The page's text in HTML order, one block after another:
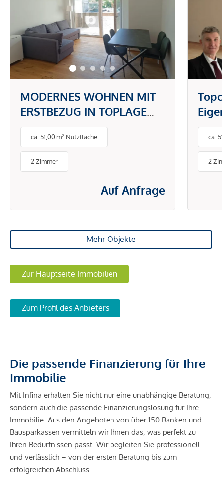
MODERNES WOHNEN MIT
ERSTBEZUG IN TOPLAGE
DONAUSTADT -
PAUSCHALMIETE INKL.
BETRIEBS- UND
ENERGIEKOSTEN
ca. 51,00 m² Nutzfläche
2 Zimmer
Auf Anfrage
ca.
2
Mehr Objekte
Zur Hauptseite Immobilien
Zum Profil des Anbieters
Die passende Finanzierung für Ihre
Immobilie
Mit Infina erhalten Sie nicht nur eine unabhängige Beratung,
sondern auch die passende Finanzierungslösung für Ihre
Immobilie. Aus den Angeboten von über 150 Banken und
Bausparkassen vermitteln wir Ihnen das, was perfekt zu
Ihren Bedürfnissen passt. Wir begleiten Sie professionell
und verlässlich – von der ersten Beratung bis zum
erfolgreichen Abschluss.